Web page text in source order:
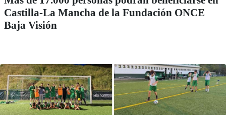
Castilla-La Mancha de la Fundación ONCE
Baja Visión